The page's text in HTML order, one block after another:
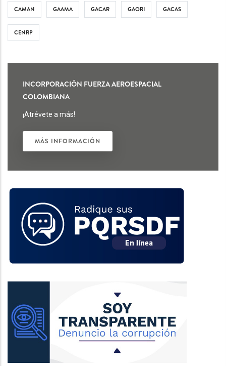
CAMAN GAAMA GACAR GAORI GACAS
CENRP
INCORPORACIÓN FUERZA AEROESPACIAL
COLOMBIANA
¡Atrévete a más!
MÁS INFORMACIÓN